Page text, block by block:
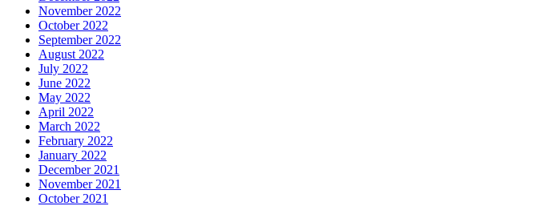
November 2022
October 2022
September 2022
August 2022
July 2022
June 2022
May 2022
April 2022
March 2022
February 2022
January 2022
December 2021
November 2021
October 2021